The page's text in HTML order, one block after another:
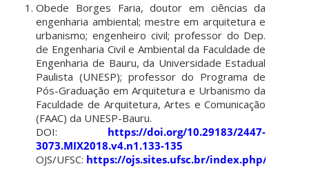
Obede Borges Faria, doutor em ciências da
engenharia ambiental; mestre em arquitetura e
urbanismo; engenheiro civil; professor do Dep.
de Engenharia Civil e Ambiental da Faculdade de
Engenharia de Bauru, da Universidade Estadual
Paulista (UNESP); professor do Programa de
Pós-Graduação em Arquitetura e Urbanismo da
Faculdade de Arquitetura, Artes e Comunicação
(FAAC) da UNESP-Bauru.
DOI: https://doi.org/10.29183/2447-
3073.MIX2018.v4.n1.133-135
OJS/UFSC: https://ojs.sites.ufsc.br/index.php/